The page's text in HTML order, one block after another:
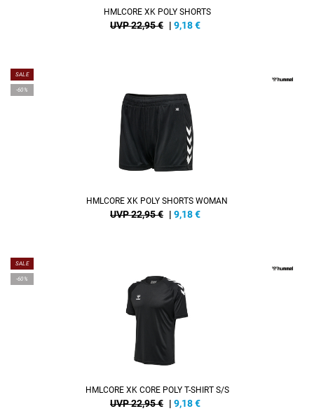
HMLCORE XK POLY SHORTS
UVP 22,95 € | 9,18€
SALE
-60%
HMLCORE XK POLY SHORTS WOMAN
UVP 22,95 € | 9,18€
SALE
-60%
HMLCORE XK CORE POLY T-SHIRT S/S
UVP 22,95 € | 9,18€